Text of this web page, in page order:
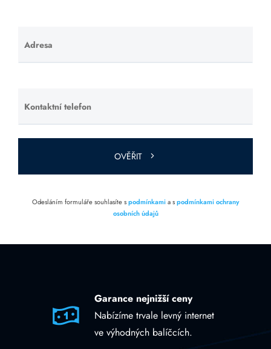
Adresa
Ponechte
toto pole
Kontaktní telefon
Ponechte
toto pole
prázdné.
OVĚŘIT
Odesláním formuláře souhlasíte spodmínkamia spodmínkami ochrany
osobních údajů
Garance nejnižší ceny
Nabízíme trvale levný internet
ve výhodných balíčcích.